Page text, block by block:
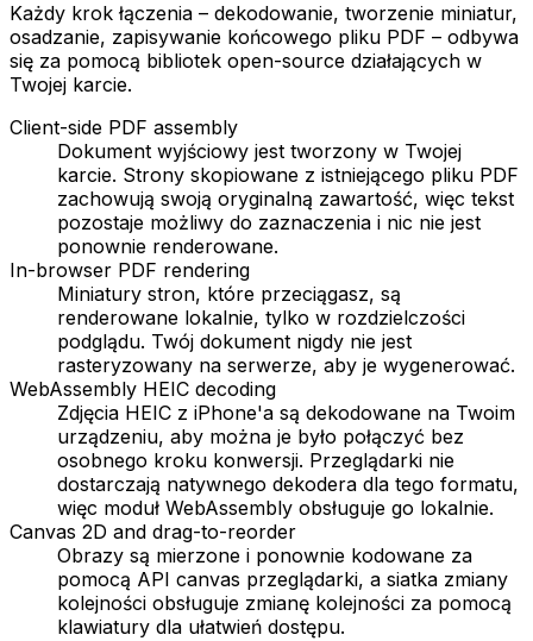
Każdy krok łączenia – dekodowanie, tworzenie miniatur,
osadzanie, zapisywanie końcowego pliku PDF – odbywa
się za pomocą bibliotek open-source działających w
Twojej karcie.
Client-side PDF assembly
Dokument wyjściowy jest tworzony w Twojej
karcie. Strony skopiowane z istniejącego pliku PDF
zachowują swoją oryginalną zawartość, więc tekst
pozostaje możliwy do zaznaczenia i nic nie jest
ponownie renderowane.
In-browser PDF rendering
Miniatury stron, które przeciągasz, są
renderowane lokalnie, tylko w rozdzielczości
podglądu. Twój dokument nigdy nie jest
rasteryzowany na serwerze, aby je wygenerować.
WebAssembly HEIC decoding
Zdjęcia HEIC z iPhone'a są dekodowane na Twoim
urządzeniu, aby można je było połączyć bez
osobnego kroku konwersji. Przeglądarki nie
dostarczają natywnego dekodera dla tego formatu,
więc moduł WebAssembly obsługuje go lokalnie.
Canvas 2D and drag-to-reorder
Obrazy są mierzone i ponownie kodowane za
pomocą API canvas przeglądarki, a siatka zmiany
kolejności obsługuje zmianę kolejności za pomocą
klawiatury dla ułatwień dostępu.